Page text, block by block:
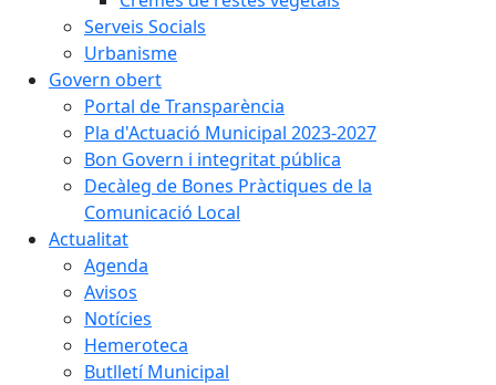
Serveis Socials
Urbanisme
Govern obert
Portal de Transparència
Pla d'Actuació Municipal 2023-2027
Bon Govern i integritat pública
Decàleg de Bones Pràctiques de la
Comunicació Local
Actualitat
Agenda
Avisos
Notícies
Hemeroteca
Butlletí Municipal